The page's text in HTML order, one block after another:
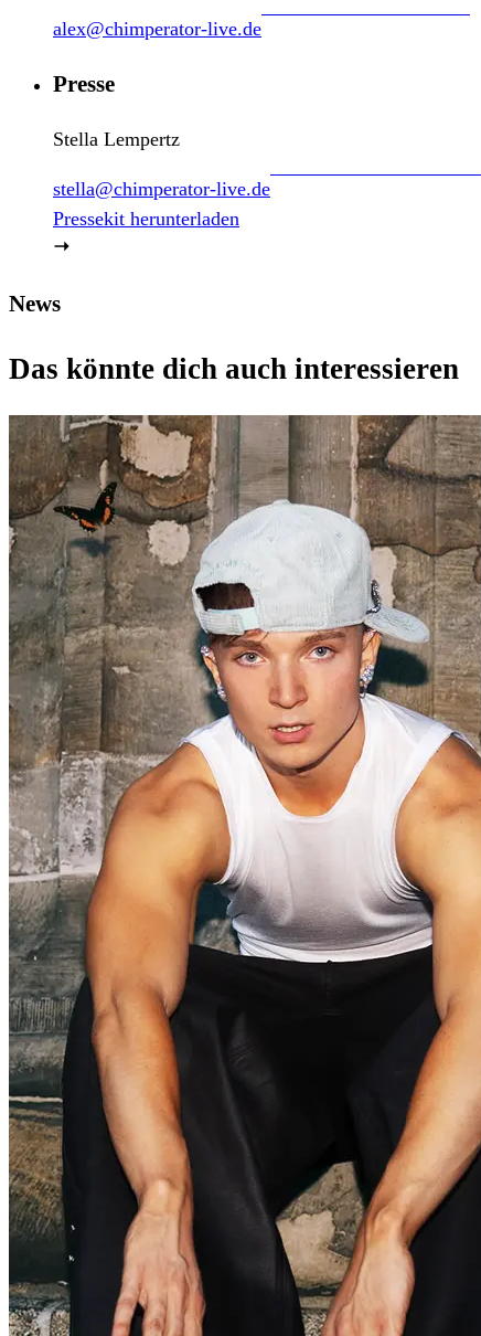
alex@chimperator-live.de
Presse
Stella Lempertz
stella@chimperator-live.de
Pressekit herunterladen
News
Das könnte dich auch interessieren